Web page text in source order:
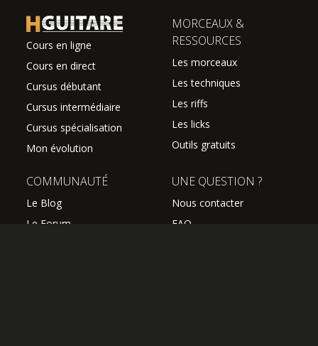
Cours en ligne
Cours en direct
Cursus débutant
Cursus intermédiaire
Cursus spécialisation
Mon évolution
MORCEAUX &
RESSOURCES
Les morceaux
Les techniques
Les riffs
Les licks
Outils gratuits
COMMUNAUTÉ
Le Blog
Le Forum
UNE QUESTION ?
Nous contacter
FAQ